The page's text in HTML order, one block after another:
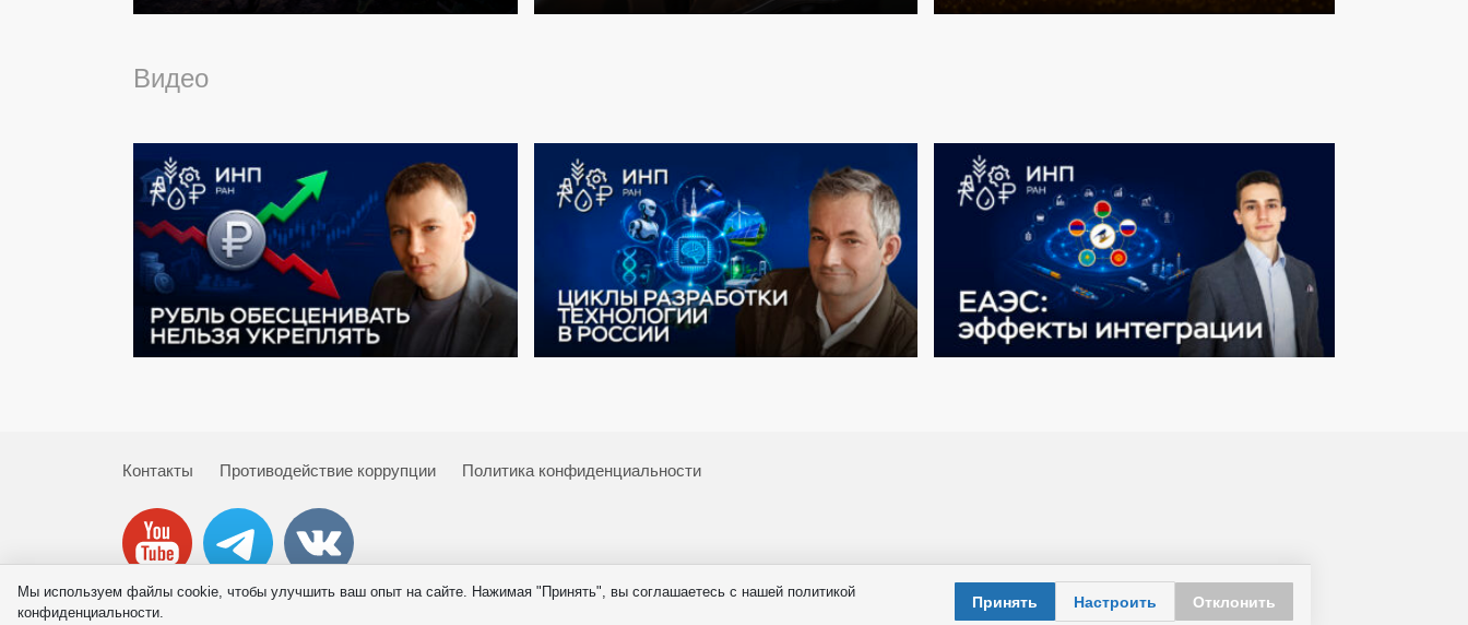
Видео
Контакты Противодействие коррупции Политика конфиденциальности
© 2026 ИНП РАН
Мы используем файлы cookie, чтобы улучшить ваш опыт на сайте. Нажимая "Принять", вы соглашаетесь с нашей политикой
конфиденциальности.
Принять Настроить Отклонить